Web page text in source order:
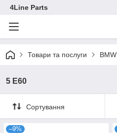
4Line Parts
Товари та послуги BMW
5 E60
Сортування
–9%